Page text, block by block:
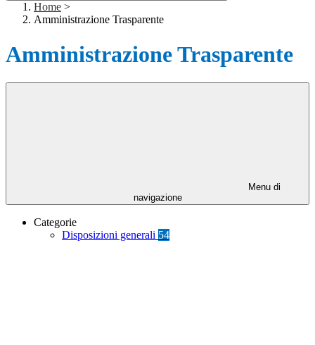
Home >
Amministrazione Trasparente
Amministrazione Trasparente
Menu di
navigazione
Categorie
Disposizioni generali 54